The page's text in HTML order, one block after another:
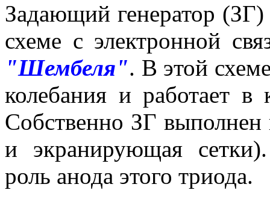
Задающий генератор
схеме с электронной
"Шембеля". В этой
колебания и работает в
Собственно ЗГ выполнен
и экранирующая
роль анода этого триода.